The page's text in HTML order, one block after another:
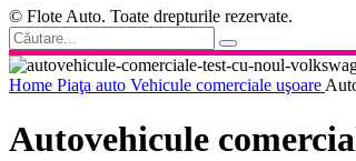
© Flote Auto. Toate drepturile rezervate.
Home Piaţa auto Vehicule comerciale uşoare
Autovehicule